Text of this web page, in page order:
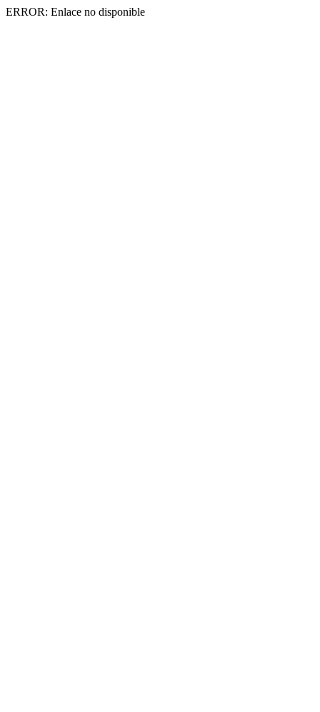
ERROR: Enlace no disponible